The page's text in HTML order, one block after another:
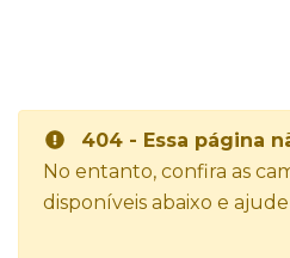
404 - Essa página
No entanto, confira as
disponíveis abaixo e ajude